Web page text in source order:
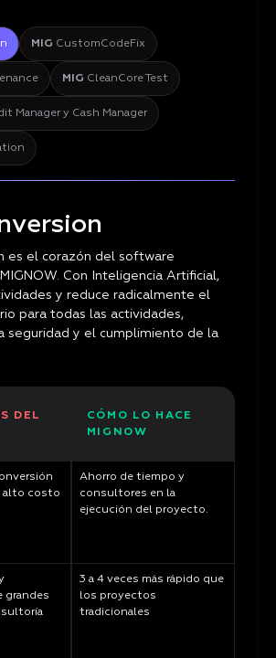
MIG CustomCodeFix
MIG CleanCore Test
Manager y Cash Manager
es el corazón del software
Con Inteligencia Artificial,
y reduce radicalmente el
para todas las actividades,
seguridad y el cumplimiento de la
DEL
alto costo
grandes
CÓMO LO HACE
MIGNOW
Ahorro de tiempo y
consultores en la
ejecución del proyecto.
3 a 4 veces más rápido que
los proyectos
tradicionales